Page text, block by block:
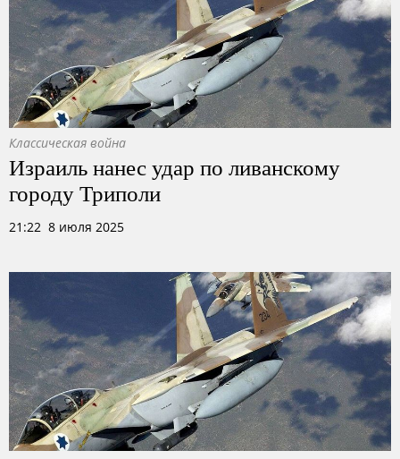
Классическая война
Израиль нанес удар по ливанскому
городу Триполи
21:22 8 июля 2025